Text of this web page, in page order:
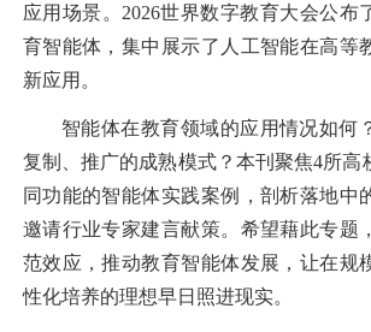
应用场景。2026世界数字教育大会公布
育智能体，集中展示了人工智能在高等
新应用。
智能体在教育领域的应用情况如何
复制、推广的成熟模式？本刊聚焦4所高
同功能的智能体实践案例，剖析落地中
邀请行业专家建言献策。希望藉此专题
范效应，推动教育智能体发展，让在规
性化培养的理想早日照进现实。